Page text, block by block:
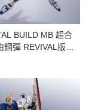
鋼彈 REVIVAL版
版)